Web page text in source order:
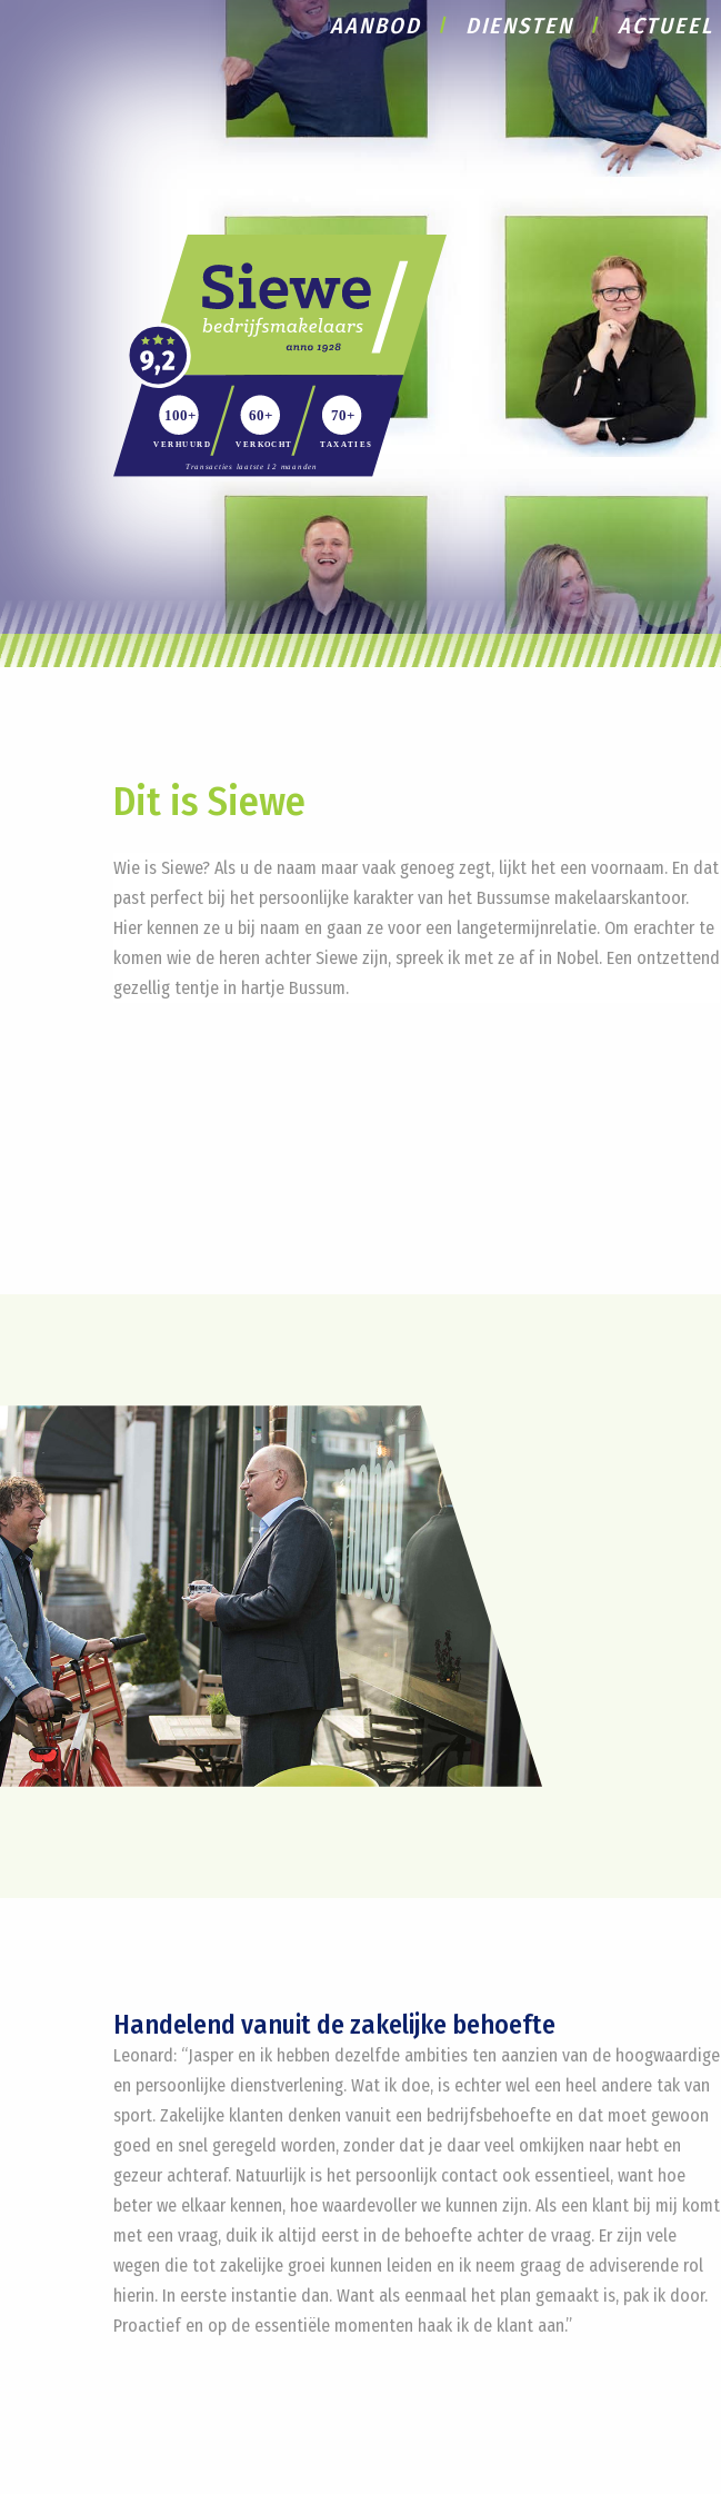
AANBOD DIENSTEN ACTUEEL
Dit is Siewe
Wie is Siewe? Als u de naam maar vaak genoeg zegt, lijkt het een voornaam. En dat
past perfect bij het persoonlijke karakter van het Bussumse makelaarskantoor.
Hier kennen ze u bij naam en gaan ze voor een langetermijnrelatie. Om erachter te
komen wie de heren achter Siewe zijn, spreek ik met ze af in Nobel. Een ontzettend
gezellig tentje in hartje Bussum.
Handelend vanuit de zakelijke behoefte
Leonard: “Jasper en ik hebben dezelfde ambities ten aanzien van de hoogwaardige
en persoonlijke dienstverlening. Wat ik doe, is echter wel een heel andere tak van
sport. Zakelijke klanten denken vanuit een bedrijfsbehoefte en dat moet gewoon
goed en snel geregeld worden, zonder dat je daar veel omkijken naar hebt en
gezeur achteraf. Natuurlijk is het persoonlijk contact ook essentieel, want hoe
beter we elkaar kennen, hoe waardevoller we kunnen zijn. Als een klant bij mij komt
met een vraag, duik ik altijd eerst in de behoefte achter de vraag. Er zijn vele
wegen die tot zakelijke groei kunnen leiden en ik neem graag de adviserende rol
hierin. In eerste instantie dan. Want als eenmaal het plan gemaakt is, pak ik door.
Proactief en op de essentiële momenten haak ik de klant aan.”